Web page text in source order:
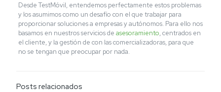
Desde TestMóvil, entendemos perfectamente estos problemas
y los asumimos como un desafío con el que trabajar para
proporcionar soluciones a empresas y autónomos. Para ello nos
basamos en nuestros servicios de asesoramiento, centrados en
el cliente, y la gestión de con las comercializadoras, para que
no se tengan que preocupar por nada.
Posts relacionados